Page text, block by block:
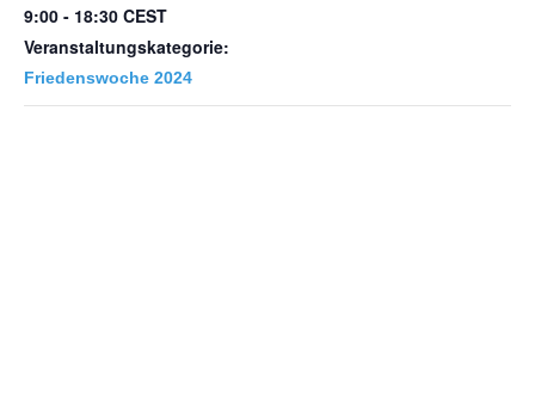
9:00 - 18:30 CEST
Veranstaltungskategorie:
Friedenswoche 2024